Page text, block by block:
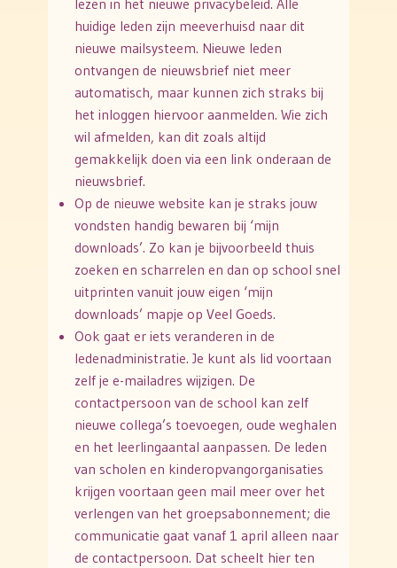
lezen in het nieuwe privacybeleid. Alle
huidige leden zijn meeverhuisd naar dit
nieuwe mailsysteem. Nieuwe leden
ontvangen de nieuwsbrief niet meer
automatisch, maar kunnen zich straks bij
het inloggen hiervoor aanmelden. Wie zich
wil afmelden, kan dit zoals altijd
gemakkelijk doen via een link onderaan de
nieuwsbrief.
Op de nieuwe website kan je straks jouw
vondsten handig bewaren bij ‘mijn
downloads’. Zo kan je bijvoorbeeld thuis
zoeken en scharrelen en dan op school snel
uitprinten vanuit jouw eigen ‘mijn
downloads’ mapje op Veel Goeds.
Ook gaat er iets veranderen in de
ledenadministratie. Je kunt als lid voortaan
zelf je e-mailadres wijzigen. De
contactpersoon van de school kan zelf
nieuwe collega’s toevoegen, oude weghalen
en het leerlingaantal aanpassen. De leden
van scholen en kinderopvangorganisaties
krijgen voortaan geen mail meer over het
verlengen van het groepsabonnement; die
communicatie gaat vanaf 1 april alleen naar
de contactpersoon. Dat scheelt hier ten